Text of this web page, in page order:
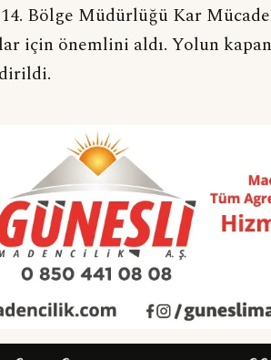
14. Bölge Müdürlüğü Kar
için önemlini aldı. Yolun